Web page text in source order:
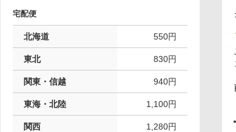
宅配便
北海道 550円
東北 830円
関東・信越 940円
東海・北陸 1,100円
関西 1,280円